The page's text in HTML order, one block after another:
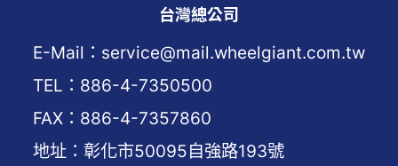
台灣總公司
E-Mail：service@mail.wheelgiant.com.tw
TEL：886-4-7350500
FAX：886-4-7357860
地址：彰化市50095自強路193號